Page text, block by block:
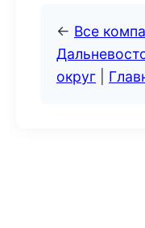
← Все
округ